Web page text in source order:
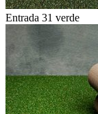
Entrada 31 verde